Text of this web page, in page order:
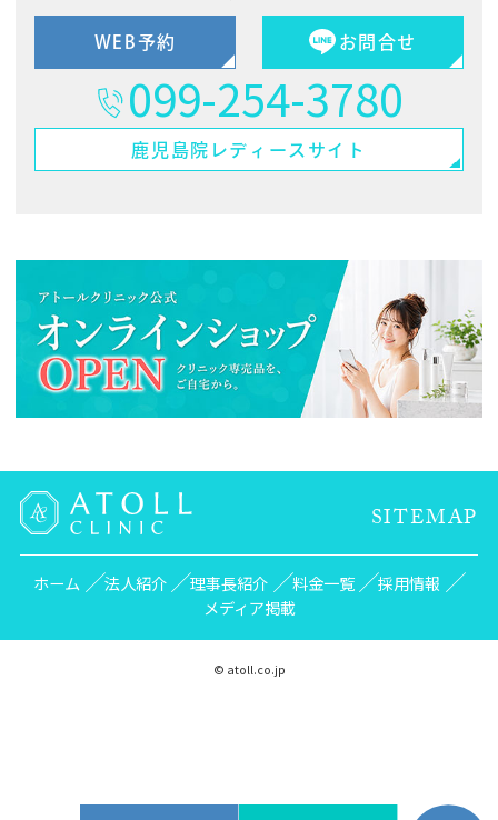
WEB予約 お問合せ
099-254-3780
鹿児島院 レディースサイト
SITEMAP
ホーム 法人紹介 理事長紹介 料金一覧
採用情報
メディア掲載
© atoll.co.jp